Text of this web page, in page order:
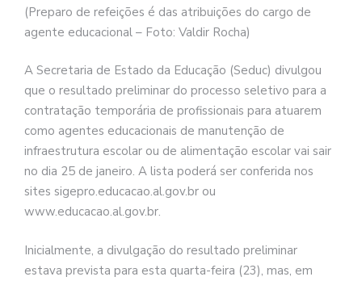
(Preparo de refeições é das atribuições do cargo de
agente educacional – Foto: Valdir Rocha)
A Secretaria de Estado da Educação (Seduc) divulgou
que o resultado preliminar do processo seletivo para a
contratação temporária de profissionais para atuarem
como agentes educacionais de manutenção de
infraestrutura escolar ou de alimentação escolar vai sair
no dia 25 de janeiro. A lista poderá ser conferida nos
sites sigepro.educacao.al.gov.br ou
www.educacao.al.gov.br.
Inicialmente, a divulgação do resultado preliminar
estava prevista para esta quarta-feira (23), mas, em